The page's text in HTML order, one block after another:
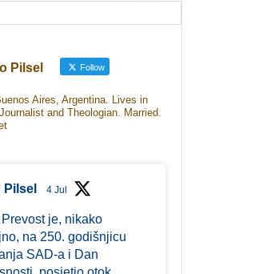
Pilsel Follow
Aires, Argentina. Lives in
and Theologian. Married.
Pilsel 4 Jul
je, nikako
na 250. godišnjicu
SAD-a i Dan